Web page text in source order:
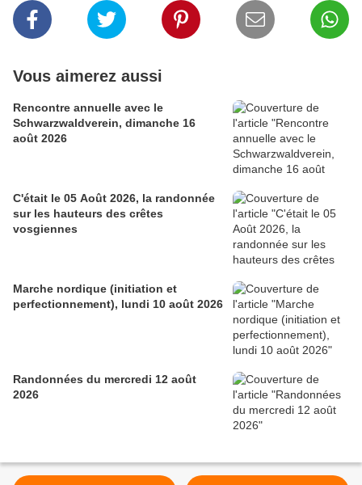
Vous aimerez aussi
Rencontre annuelle avec le
Schwarzwaldverein, dimanche 16
août 2026
C'était le 05 Août 2026, la randonnée
sur les hauteurs des crêtes
vosgiennes
Marche nordique (initiation et
perfectionnement), lundi 10 août 2026
Randonnées du mercredi 12 août
2026